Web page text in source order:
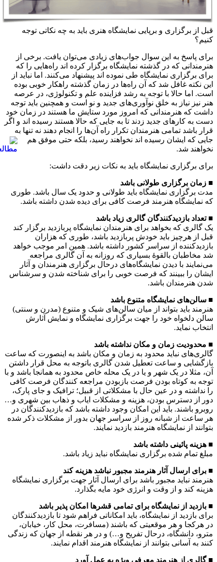
قبل از برگزاری و برپایی نمایشگاه هنری باید به چه نکاتی توجه
کنیم؟
برای پاسخ به این سوال جواب‌های زیادی می‌توان یافت. برخی از
هنرمندانی که در گذشته نمایشگاه برگزار کرده اند راه‌هایی را که
برای برگزاری نمایشگاه طی نموده اند پیشنهاد می‌کنند. اما نباید از
این نکته غافل شد که آن راه‌ها در زمان گذشته راهکار خوبی بوده
است. اما حالا با توجه به رشد فزاینده علم و تکنولوژی، در عرصه
هنر نیز نیاز به خلق نوآوری‌های جدید و نو است و همچنین باید توجه
داشت که هنرمندانی که امروز مورد ستایش ما هستند در زمان خود
دست به کارهای جدید زدند تا به جایی که حالا هستند رسیده اند و اگر
قرار باشد تمامی هنرمندان تکرار راه آن‌ها را انجام دهند نه تنها به
جایی که ایشان رسیده اند نخواهند رسید، بلکه حتی موفق هم
نخواهند شد.
برای برگزاری نمایشگاه باید به نکات زیر دقت داشت:
■ زمان برگزاری طولانی باشد
مدت برگزاری نمایشگاه باید طولانی و حدود یک سال باشد. طوری
که نمایشگاه هنرمند فرصت کافی برای دیده شدن داشته باشد.
■ تعداد بازدیدکنندگان گالری زیاد باشد
یک گالری که بخواهد برای هنرمندان نمایشگاه پربازدید برگزار کند
قبل از هرچیز باید خودش پربازدید باشد، طوری که هزاران
بازدیدکننده از سراسر کشور داشته باشد. همین امر موجب خواهد
شد مخاطبان بالقوهٔ بسیاری که روزانه به آن گالری مراجعه
می‌نمایند با دیدن نمایشگاه‌های درحال برگزاری هنرمندان و آثار
ایشان را ببینند که فرصت خوبی را برای شناخته شدن و سرشناس
شدن هنرمندان باشد.
■ سالن‌های نمایشگاه متنوع باشد
هنرمند باید بتواند از میان سالن‌های شیک و متنوع (مدرن و سنتی)
سالن دلخواه خود را جهت برگزاری نمایشگاه و نمایش آثارش
انتخاب نماید.
■ محدودیت زمان و مکان نداشته باشد
گالری‌های نباید محدود به زمان و مکان باشد به اینصورت که ساعت
بازگشایی و ساعت تعطیل شدن گالری باتوجه به محل قرار داشتن
آن، مثلا در یک شهر و یا در یک محله خاص محدود به همانجا باشد و با
توجه به کوتاه بودن فرصت بازبودن مراجعه کنندگان فرصت کافی
را نداشته و در عین حال با مشکلاتی از قبیل؛ ترافیک و جای پارک،
دور از دسترس بودن، هزینه و مشکلات ایاب و ذهاب بین شهری و…
روبرو باشند. باید این امکان وجود داشته باشد که بازدیدکنندگان در
هر ساعت از شبانه روز از سراسر جهان بدور از مشکلات ذکر شده
بتوانند از نمایشگاه هنرمند بازدید نمایند.
■ هزینه پائینی داشته باشد
مبلغ تمام شده برگزاری نمایشگاه نباید زیاد باشد.
■ برای ارسال آثار هنرمند مجبور نباشد هزینه کند
هنرمند نباید مجبور باشد برای ارسال آثار جهت برگزاری نمایشگاه
هزینه کند و از وقت و انرژی خود مایه بگذارد.
■ بازدید از نمایشگاه برای تمامی قشرها امکان پذیر باشد
برای بازدید از نمایشگاه، باید امکاناتی فراهم شود تا بازدیدکنندگان
در هرکجا و هر موقعیتی که باشند (مسافرت، محل کار، خیابان،
مترو، دانشگاه، درحال تفریح و…) و در هر نقطه از جهان که زندگی
کنند به آسانی بتوانند از نمایشگاه هنرمند اقدام نمایند.
■ گالری از هنرمند معرفی ویژه به عمل آورد